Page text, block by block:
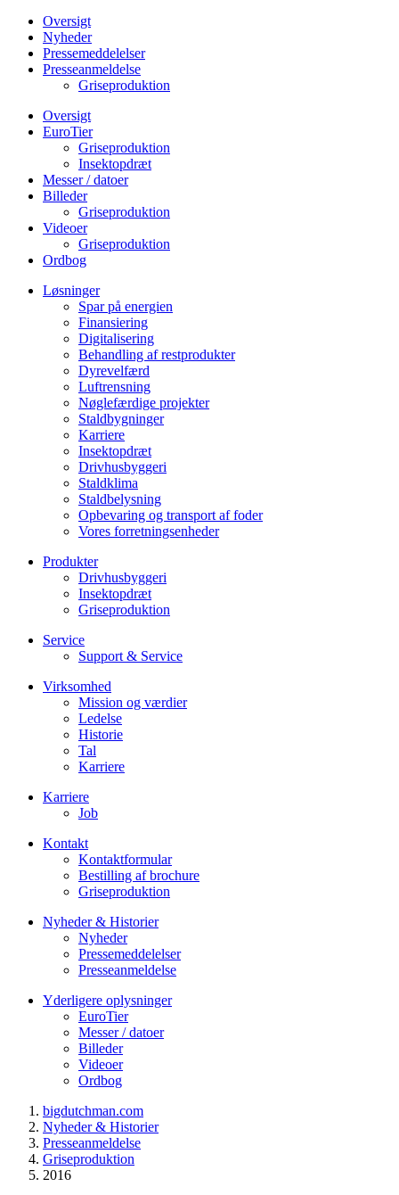
Oversigt
Nyheder
Pressemeddelelser
Presseanmeldelse
Griseproduktion
Oversigt
EuroTier
Griseproduktion
Insektopdræt
Messer / datoer
Billeder
Griseproduktion
Videoer
Griseproduktion
Ordbog
Løsninger
Spar på energien
Finansiering
Digitalisering
Behandling af restprodukter
Dyrevelfærd
Luftrensning
Nøglefærdige projekter
Staldbygninger
Karriere
Insektopdræt
Drivhusbyggeri
Staldklima
Staldbelysning
Opbevaring og transport af foder
Vores forretningsenheder
Produkter
Drivhusbyggeri
Insektopdræt
Griseproduktion
Service
Support & Service
Virksomhed
Mission og værdier
Ledelse
Historie
Tal
Karriere
Karriere
Job
Kontakt
Kontaktformular
Bestilling af brochure
Griseproduktion
Nyheder & Historier
Nyheder
Pressemeddelelser
Presseanmeldelse
Yderligere oplysninger
EuroTier
Messer / datoer
Billeder
Videoer
Ordbog
bigdutchman.com
Nyheder & Historier
Presseanmeldelse
Griseproduktion
2016